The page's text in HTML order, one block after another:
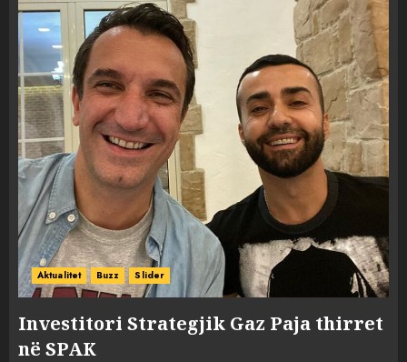
Aktualitet Buzz Slider
Investitori Strategjik Gaz Paja thirret
në SPAK